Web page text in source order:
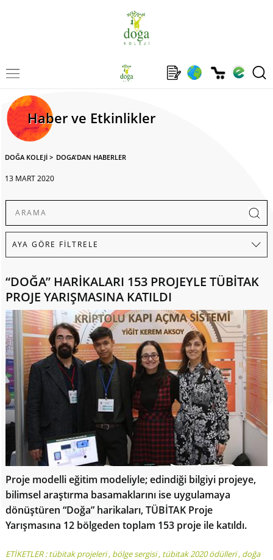
Haber ve Etkinlikler
DOĞA KOLEJİ > DOGA'DAN HABERLER
13 MART 2020
“DOĞA” HARİKALARI 153 PROJEYLE TÜBİTAK
PROJE YARIŞMASINA KATILDI
Proje modelli eğitim modeliyle; edindiği bilgiyi projeye,
bilimsel araştırma basamaklarını ise uygulamaya
dönüştüren “Doğa” harikaları, TÜBİTAK Proje
Yarışmasına 12 bölgeden toplam 153 proje ile katıldı.
ETİKETLER :tübitak projeleri, bölge sergisi, tübitak 2020 ödülleri, doğa